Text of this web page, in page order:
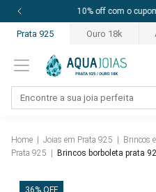
10% off com o
Prata 925 Ouro 18k
Home Joias em Prata 925 Brincos
Prata 925
Brincos borboleta prata
36% OFF